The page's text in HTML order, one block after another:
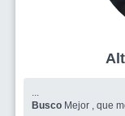
...
Busco Mejor , que